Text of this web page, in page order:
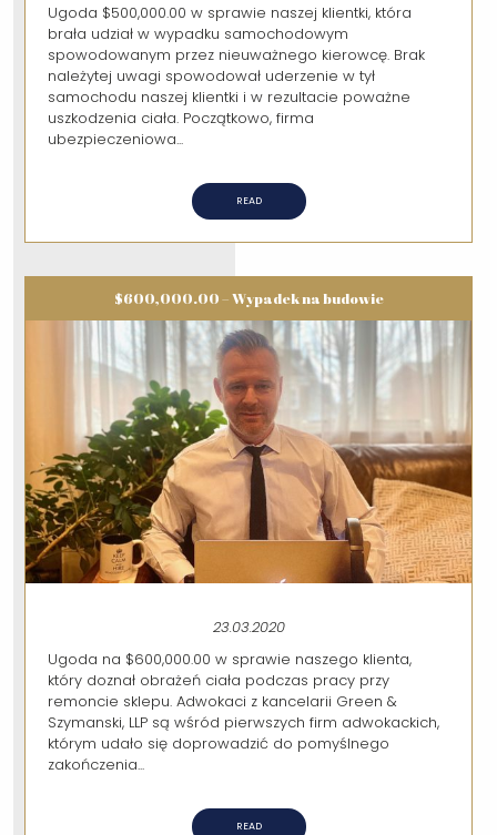
Ugoda $500,000.00 w sprawie naszej klientki, która
brała udział w wypadku samochodowym
spowodowanym przez nieuważnego kierowcę. Brak
należytej uwagi spowodował uderzenie w tył
samochodu naszej klientki i w rezultacie poważne
uszkodzenia ciała. Początkowo, firma
ubezpieczeniowa...
READ
$600,000.00 – Wypadek na budowie
23.03.2020
Ugoda na $600,000.00 w sprawie naszego klienta,
który doznał obrażeń ciała podczas pracy przy
remoncie sklepu. Adwokaci z kancelarii Green &
Szymanski, LLP są wśród pierwszych firm adwokackich,
którym udało się doprowadzić do pomyślnego
zakończenia...
READ